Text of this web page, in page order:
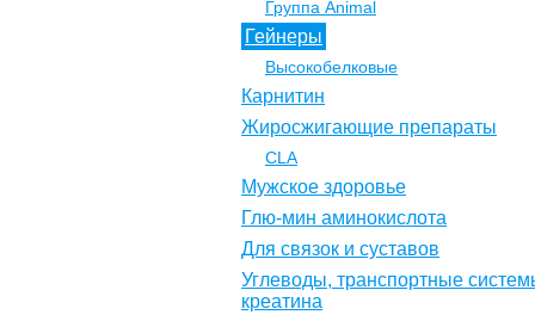
Группа Animal
Гейнеры
Высокобелковые
Карнитин
Жиросжигающие препараты
CLA
Мужское здоровье
Глю-мин аминокислота
Для связок и суставов
Углеводы, транспортные
креатина